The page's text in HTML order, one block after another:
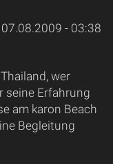
07.08.2009 - 03:38
wer
seine Erfahrung
am karon Beach
Begleitung